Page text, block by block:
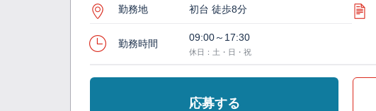
勤務地 初台 徒歩8分
勤務時間
09:00～17:30
休日：土・日・祝
応募する